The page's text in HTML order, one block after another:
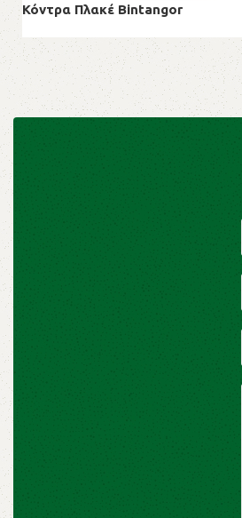
Κόντρα Πλακέ Bintangor
Κόντρα Πλακέ